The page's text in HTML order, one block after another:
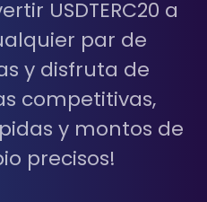
USDTERC20 a
par de
y disfruta de
competitivas,
y montos de
precisos!